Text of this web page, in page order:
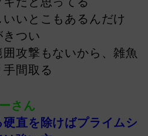
いとこもあるんだけ
きつい
攻撃もないから、雑魚
間取る
さん
直を除けばプライムシ